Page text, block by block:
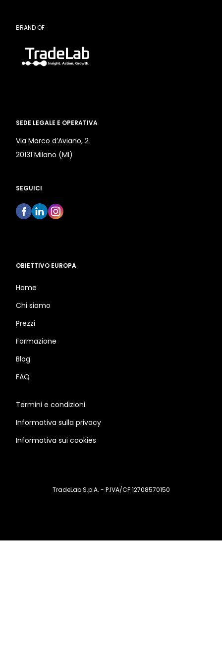
BRAND OF
SEDE LEGALE E OPERATIVA
Via Marco d’Aviano, 2
20131 Milano (MI)
SEGUICI
OBIETTIVO EUROPA
Home
Chi siamo
Prezzi
Formazione
Blog
FAQ
Termini e condizioni
Informativa sulla privacy
Informativa sui cookies
TradeLab S.p.A. - P.IVA/CF 12708570150